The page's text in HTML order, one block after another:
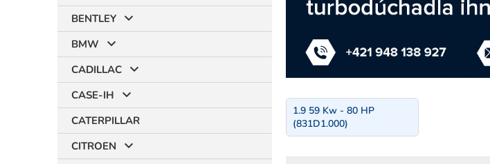
BENTLEY
BMW
CADILLAC
CASE-IH
CATERPILLAR
CITROEN
1.9 59 Kw - 80 HP
(831D1.000)